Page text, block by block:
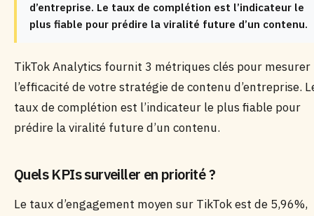
d’entreprise. Le taux de complétion est l’indicateur le
plus fiable pour prédire la viralité future d’un contenu.
TikTok Analytics fournit 3 métriques clés pour mesurer
l’efficacité de votre stratégie de contenu d’entreprise.
taux de complétion est l’indicateur le plus fiable pour
prédire la viralité future d’un contenu.
Quels KPIs surveiller en priorité ?
Le taux d’engagement moyen sur TikTok est de 5,96%,